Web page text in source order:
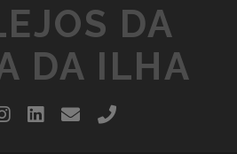
DA
DA ILHA
instagram
linkedin
emailphone